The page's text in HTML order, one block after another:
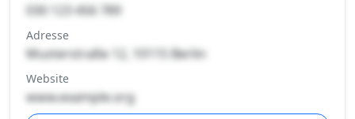
030 123 456 789
Adresse
Musterstraße 12, 10115 Berlin
Website
www.example.org